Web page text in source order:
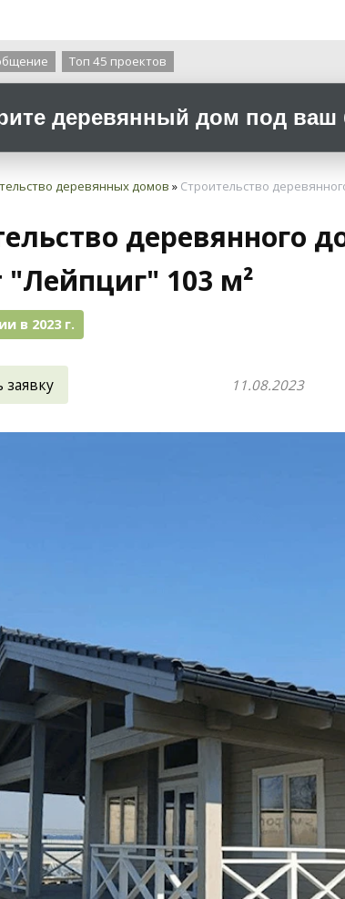
Топ 45 проектов
деревянный дом под ваш
деревянных домов » Строительство
деревянного
"Лейпциг" 103 м²
в 2023 г.
заявку 11.08.2023